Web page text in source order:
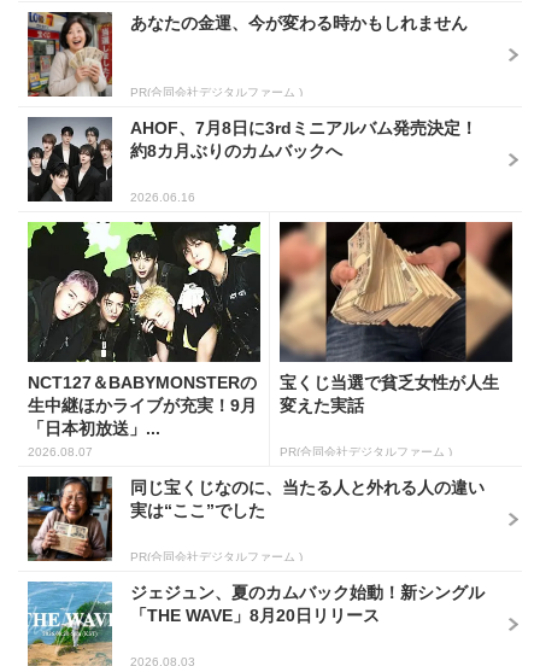
あなたの金運、今が変わる時かもしれません
PR(合同会社デジタルファーム )
AHOF、7月8日に3rdミニアルバム発売決定！
約8カ月ぶりのカムバックへ
2026.06.16
NCT127＆BABYMONSTERの
生中継ほかライブが充実！9月
「日本初放送」...
2026.08.07
宝くじ当選で貧乏女性が人生
変えた実話
PR(合同会社デジタルファーム )
同じ宝くじなのに、当たる人と外れる人の違い
実は“ここ”でした
PR(合同会社デジタルファーム )
ジェジュン、夏のカムバック始動！新シングル
「THE WAVE」8月20日リリース
2026.08.03